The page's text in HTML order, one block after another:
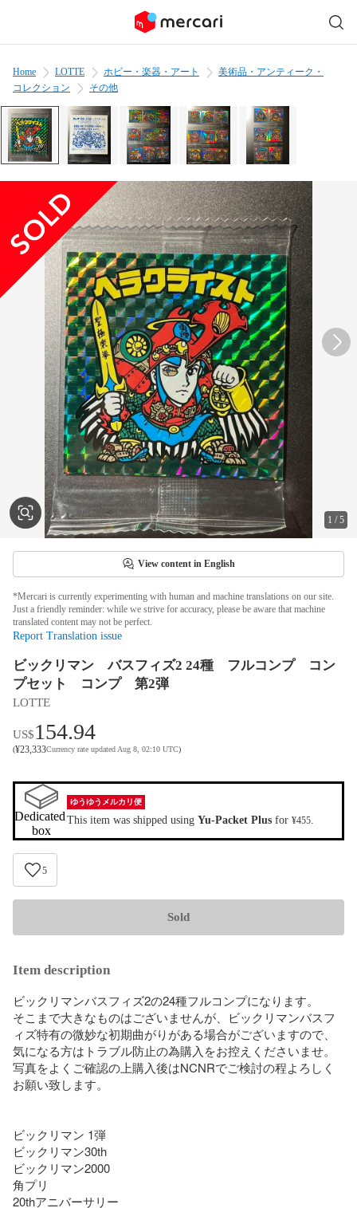
Home LOTTE ホビー・楽器・アート
美術品・アンティーク・
コレクション
その他
1 /5
View content in English
*Mercari is currently experimenting with human and machine translations on our site.
Just a friendly reminder: while we strive for accuracy, please be aware that machine
translated content may not be perfect.
Report Translation issue
ビックリマン バスフィズ2 24種 フルコンプ コン
プセット コンプ 第2弾
LOTTE
US$154.94
(¥23,333Currency rate updated Aug 8, 02:10 UTC)
Dedicated
box
ゆうゆうメルカリ便
This item was shipped using Yu-Packet Plus for ¥455.
5
Sold
Item description
ビックリマンバスフィズ2の24種フルコンプになります。
そこまで大きなものはございませんが、ビックリマンバスフ
ィズ特有の微妙な初期曲がりがある場合がございますので、
気になる方はトラブル防止の為購入をお控えくださいませ。
写真をよくご確認の上購入後はNCNRでご検討の程よろしく
お願い致します。
ビックリマン 1弾
ビックリマン30th
ビックリマン2000
角プリ
20thアニバーサリー